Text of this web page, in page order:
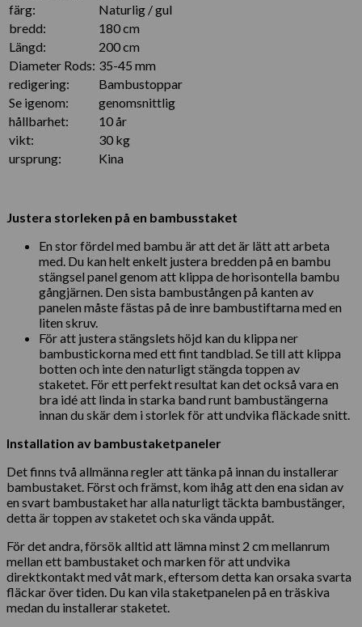
färg:
Naturlig / gul
bredd:
180 cm
Längd:
200 cm
Diameter Rods: 35-45 mm
redigering:
Bambustoppar
Se igenom:
genomsnittlig
hållbarhet:
10 år
vikt:
30 kg
ursprung:
Kina
Justera storleken på en bambusstaket
En stor fördel med bambu är att det är lätt att arbeta
med. Du kan helt enkelt justera bredden på en bambu
stängsel panel genom att klippa de horisontella bambu
gångjärnen. Den sista bambustången på kanten av
panelen måste fästas på de inre bambustiftarna med en
liten skruv.
För att justera stängslets höjd kan du klippa ner
bambustickorna med ett fint tandblad. Se till att klippa
botten och inte den naturligt stängda toppen av
staketet. För ett perfekt resultat kan det också vara en
bra idé att linda in starka band runt bambustängerna
innan du skär dem i storlek för att undvika fläckade snitt.
Installation av bambustaketpaneler
Det finns två allmänna regler att tänka på innan du installerar
bambustaket. Först och främst, kom ihåg att den ena sidan av
en svart bambustaket har alla naturligt täckta bambustänger,
detta är toppen av staketet och ska vända uppåt.
För det andra, försök alltid att lämna minst 2 cm mellanrum
mellan ett bambustaket och marken för att undvika
direktkontakt med våt mark, eftersom detta kan orsaka svarta
fläckar över tiden. Du kan vila staketpanelen på en träskiva
medan du installerar staketet.